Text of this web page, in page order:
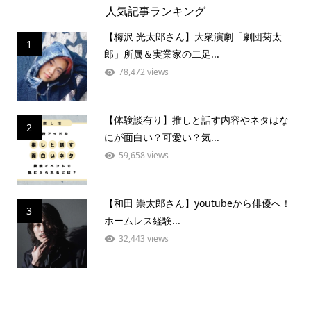
人気記事ランキング
1
【梅沢 光太郎さん】大衆演劇「劇団菊太
郎」所属＆実業家の二足...
78,472 views
2
【体験談有り】推しと話す内容やネタはな
にが面白い？可愛い？気...
59,658 views
3
【和田 崇太郎さん】youtubeから俳優へ！
ホームレス経験...
32,443 views